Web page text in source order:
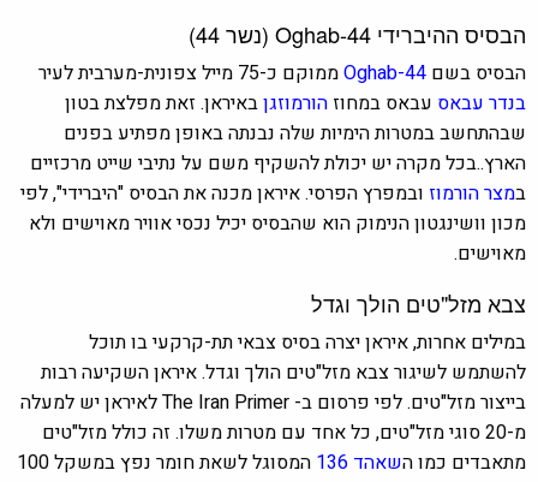
הבסיס ההיברידיOghab-44(נשר 44)
הבסיס בשםOghab-44ממוקם כ-75 מייל צפונית-מערבית
לעיר
בנדר עבאס עבאס במחוזהורמוזגןבאיראן. זאת מפלצת בטון
שבהתחשב במטרות הימיות שלה נבנתה באופן מפתיע בפנים
הארץ..בכל מקרה יש יכולת להשקיף משם על נתיבי שייט מרכזיים
מצר הורמוז ובמפרץ הפרסי. איראן מכנה את הבסיס "היברידי", לפי
מכון וושינגטון הנימוק הוא שהבסיס יכיל נכסי אוויר מאוישים ולא
מאוישים.
צבא מזל"טים הולך וגדל
במילים אחרות, איראן יצרה בסיס צבאי תת-קרקעי בו תוכל
להשתמש לשיגור צבא מזל"טים הולך וגדל. איראן השקיעה רבות
בייצור מזל"טים. לפי פרסום ב- The Iran Primer לאיראן יש למעלה
מ-20 סוגי מזל"טים, כל אחד עם מטרות משלו. זה כולל מזל"טים
מתאבדים כמו השאהד 136
המסוגל לשאת חומר נפץ במשקל 100